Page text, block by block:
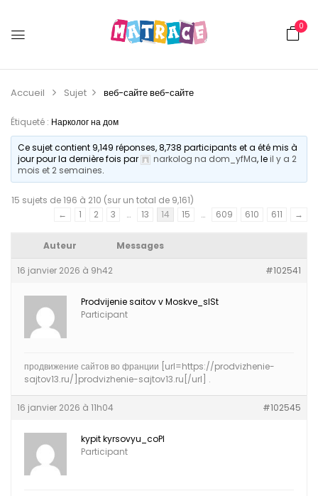
0
Accueil Sujet веб-сайтевеб-сайте
Étiqueté : Нарколог на дом
Ce sujet contient 9,149 réponses, 8,738 participants et a été mis à
jour pour la dernière fois par
narkolog na dom_yfMa, leil y a 2
mois et 2 semaines.
15 sujets de 196 à 210 (sur un total de 9,161)
←
1 2 3 … 13 14 15 … 609 610 611 →
Auteur Messages
16 janvier 2026 à 9h42 #102541
Prodvijenie saitov v Moskve_slSt
Participant
продвижение сайтов во франции [url=https://prodvizhenie-
sajtov13.ru/]prodvizhenie-sajtov13.ru[/url] .
16 janvier 2026 à 11h04 #102545
kypit kyrsovyu_coPl
Participant